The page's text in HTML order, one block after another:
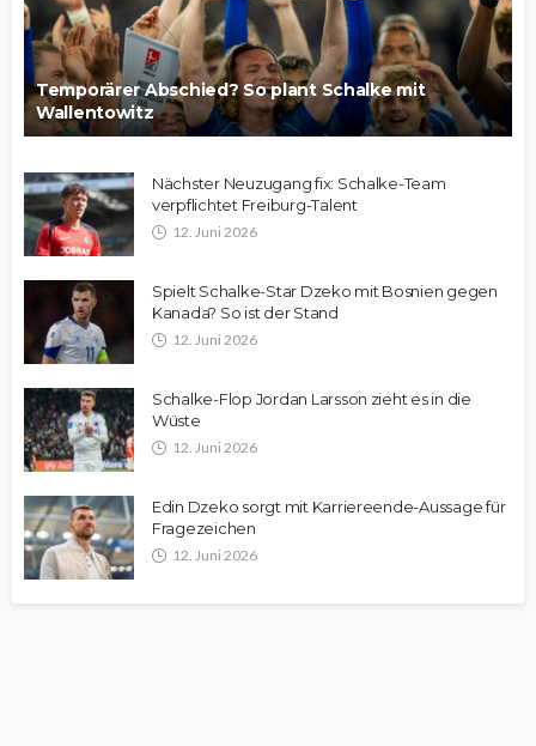
Temporärer Abschied? So plant Schalke mit
Wallentowitz
Nächster Neuzugang fix: Schalke-Team
verpflichtet Freiburg-Talent
12. Juni 2026
Spielt Schalke-Star Dzeko mit Bosnien gegen
Kanada? So ist der Stand
12. Juni 2026
Schalke-Flop Jordan Larsson zieht es in die
Wüste
12. Juni 2026
Edin Dzeko sorgt mit Karriereende-Aussage für
Fragezeichen
12. Juni 2026